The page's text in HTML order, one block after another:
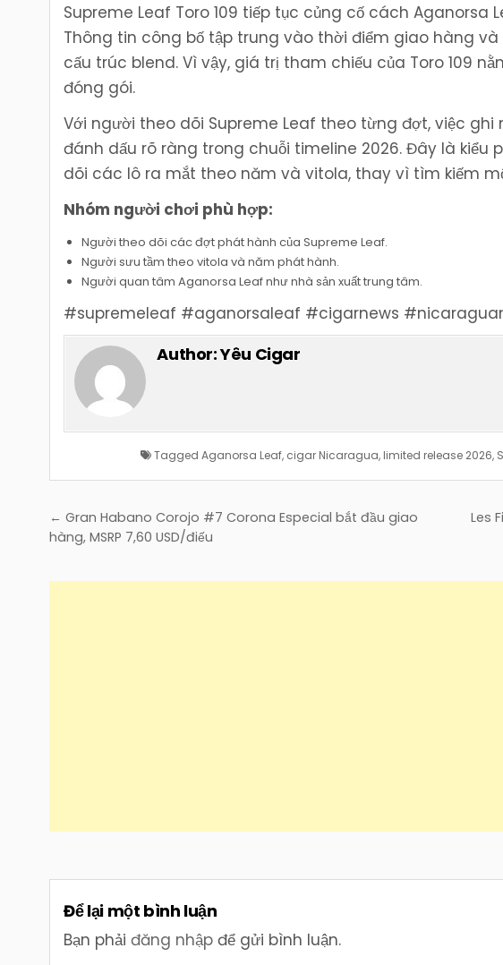
Supreme Leaf Toro 109 tiếp tục củng cố cách
Thông tin công bố tập trung vào thời điểm giao hàng
cấu trúc blend. Vì vậy, giá trị tham chiếu của Toro 109
đóng gói.
Với người theo dõi Supreme Leaf theo từng đợt, việc ghi
đánh dấu rõ ràng trong chuỗi timeline 2026. Đây là
dõi các lô ra mắt theo năm và vitola, thay vì tìm kiếm
Nhóm người chơi phù hợp:
Người theo dõi các đợt phát hành của Supreme Leaf.
Người sưu tầm theo vitola và năm phát hành.
Người quan tâm Aganorsa Leaf như nhà sản xuất trung tâm.
#supremeleaf #aganorsaleaf #cigarnews
Author:Yêu Cigar
Tagged Aganorsa Leaf, cigar Nicaragua, limited release 2026,
Điều
hướng
Les
← Gran Habano Corojo #7 Corona Especial bắt đầu giao
hàng, MSRP 7,60 USD/điếu
Để lại một bình luận
Bạn phảiđăng nhập để gửi bình luận.